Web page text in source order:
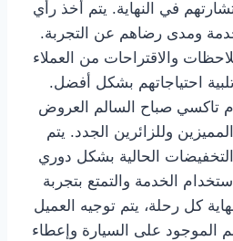
في النهاية. يتم أخذ رأي
ومدى رضاهم عن التجربة.
والاقتراحات من العملاء
احتياجاتهم بشكل أفضل.
تاكسي صباح السالم العروض
وللزائرين الجدد. يتم
الحالية بشكل دوري
الخدمة والتمتع بتجربة
كل رحلة، يتم توجيه العميل
الموجود على السيارة وإعطاء